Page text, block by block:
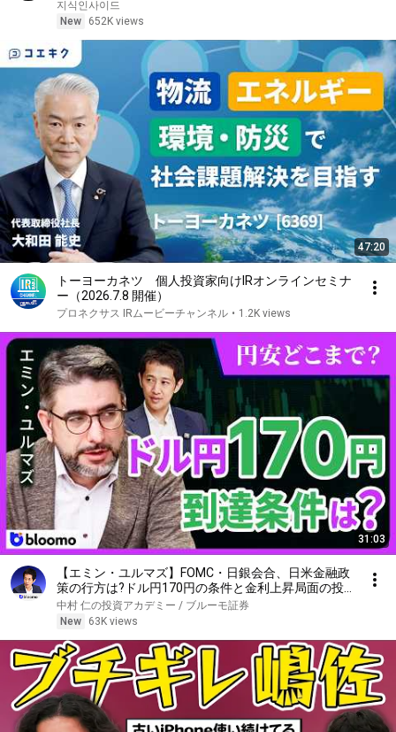
지식인사이드
New
652K views
47:20
トーヨーカネツ 個人投資家向けIRオンラインセミナ
ー（2026.7.8 開催）
プロネクサス IRムービーチャンネル • 1.2K views
31:03
【エミン・ユルマズ】FOMC・日銀会合、日米金融政
策の行方は?ドル円170円の条件と金利上昇局面の投
資戦略
中村 仁の投資アカデミー / ブルーモ証券
New
63K views